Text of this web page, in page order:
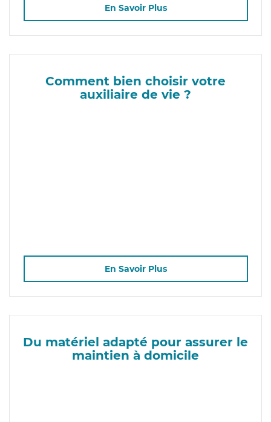
En Savoir Plus
Comment bien choisir votre
auxiliaire de vie ?
En Savoir Plus
Du matériel adapté pour assurer le
maintien à domicile